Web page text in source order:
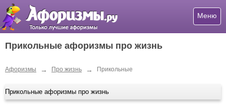
Меню
Прикольные афоризмы про жизнь
Афоризмы → Про жизнь → Прикольные
Прикольные афоризмы про жизнь